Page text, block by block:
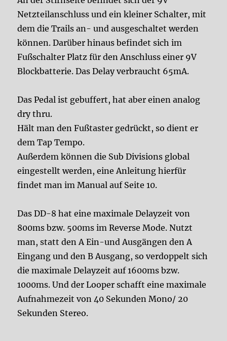
Netzteilanschluss und ein kleiner Schalter, mit
dem die Trails an- und ausgeschaltet werden
können. Darüber hinaus befindet sich im
Fußschalter Platz für den Anschluss einer 9V
Blockbatterie. Das Delay verbraucht 65mA.
Das Pedal ist gebuffert, hat aber einen analog
dry thru.
Hält man den Fußtaster gedrückt, so dient er
dem Tap Tempo.
Außerdem können die Sub Divisions global
eingestellt werden, eine Anleitung hierfür
findet man im Manual auf Seite 10.
Das DD-8 hat eine maximale Delayzeit von
800ms bzw. 500ms im Reverse Mode. Nutzt
man, statt den A Ein-und Ausgängen den A
Eingang und den B Ausgang, so verdoppelt sich
die maximale Delayzeit auf 1600ms bzw.
1000ms. Und der Looper schafft eine maximale
Aufnahmezeit von 40 Sekunden Mono/ 20
Sekunden Stereo.